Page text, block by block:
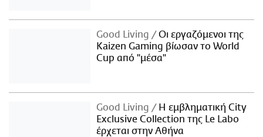
Good Living
Οι εργαζόμενοι της
Kaizen Gaming βίωσαν το World
Cup από "μέσα"
Good Living
Η εμβληματική City
Exclusive Collection της Le Labo
έρχεται στην Αθήνα